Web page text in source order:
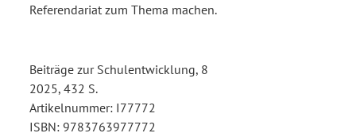
Referendariat zum Thema machen.
Beiträge zur Schulentwicklung, 8
2025, 432 S.
Artikelnummer: I77772
ISBN: 9783763977772